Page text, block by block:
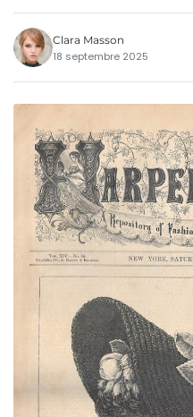
Clara Masson
18 septembre 2025